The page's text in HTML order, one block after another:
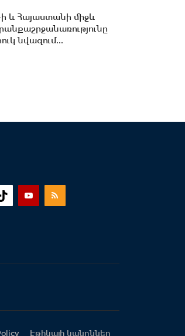
-«Մուլտի գրուպ»
նախկին տնօրեն
Առուստամյանը...
-Որպես անհետ կորած
-Երեք նախարարություն
և Հայաստանի միջև
նվազում...
Էթիկայի կանոններ